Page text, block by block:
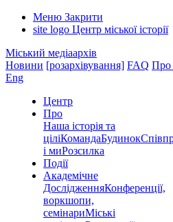
Меню Закрити
site logo Центр міської історії
Міський медіаархів
Новини [розархівування] FAQ Про
Eng
Центр
Про
Наша історія та
ціліКомандаБудинок
і миРозсилка
Події
Академічне
ДослідженняКонференції,
воркшопи,
семінариМіські